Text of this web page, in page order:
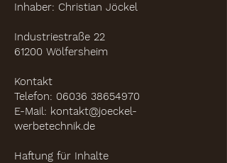
Inhaber: Christian Jöckel
Industriestraße 22
61200 Wölfersheim
Kontakt
Telefon: 06036 38654970
E-Mail: kontakt@joeckel-
werbetechnik.de
Haftung für Inhalte